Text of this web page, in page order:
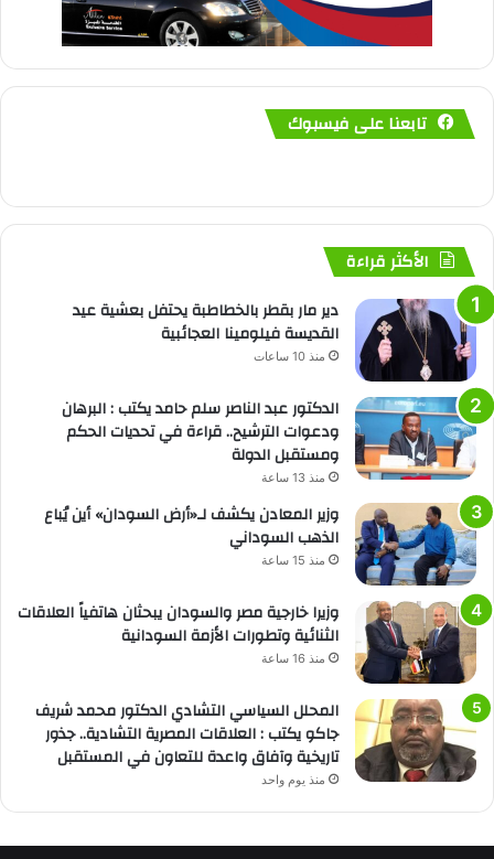
تابعنا على فيسبوك
الأكثر قراءة
دير مار بقطر بالخطاطبة يحتفل بعشية عيد
القديسة فيلومينا العجائبية
منذ 10 ساعات
الدكتور عبد الناصر سلم حامد يكتب : البرهان
ودعوات الترشيح.. قراءة في تحديات الحكم
ومستقبل الدولة
منذ 13 ساعة
وزير المعادن يكشف لـ«أرض السودان» أين يُباع
الذهب السوداني
منذ 15 ساعة
وزيرا خارجية مصر والسودان يبحثان هاتفياً العلاقات
الثنائية وتطورات الأزمة السودانية
منذ 16 ساعة
المحلل السياسي التشادي الدكتور محمد شريف
جاكو يكتب : العلاقات المصرية التشادية.. جذور
تاريخية وآفاق واعدة للتعاون في المستقبل
منذ يوم واحد